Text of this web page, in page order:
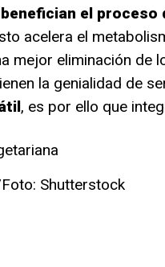
benefician el proceso
acelera el
mejor eliminación de
la genialidad de
, es por ello que
Shutterstock